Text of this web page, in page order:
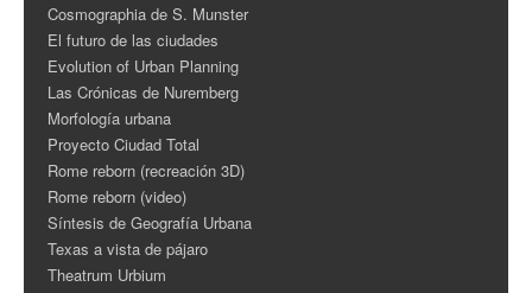
Cosmographia de S. Munster
El futuro de las ciudades
Evolution of Urban Planning
Las Crónicas de Nuremberg
Morfología urbana
Proyecto Ciudad Total
Rome reborn (recreación 3D)
Rome reborn (video)
Síntesis de Geografía Urbana
Texas a vista de pájaro
Theatrum Urbium